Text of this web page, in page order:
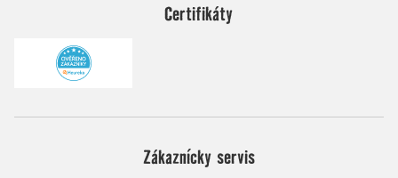
Certifikáty
Zákaznícky servis